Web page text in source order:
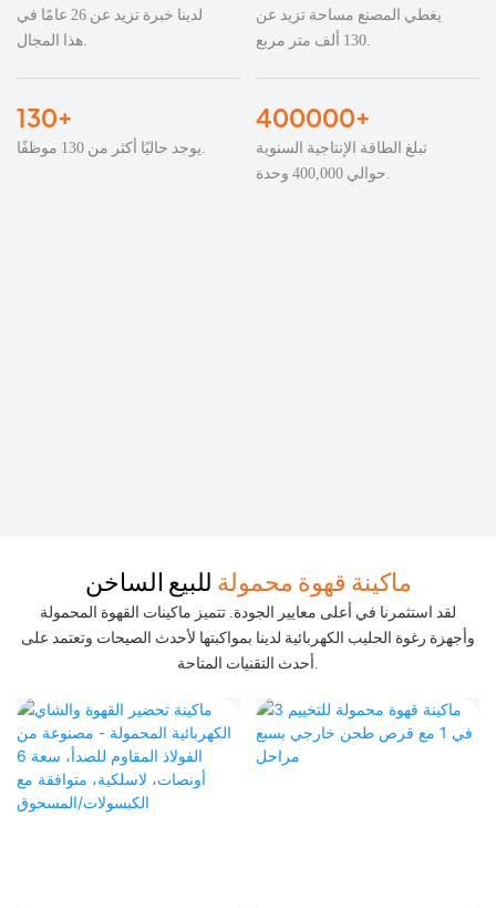
لدينا خبرة تزيد عن 26 عامًا في
يغطي المصنع مساحة تزيد عن
130 ألف متر مربع.
130+ 400000+
تبلغ الطاقة الإنتاجية السنوية
ماكينة قهوة محمولة للبيع الساخن
لقد استثمرنا في أعلى معايير الجودة. تتميز ماكينات القهوة المحمولة
وأجهزة رغوة الحليب الكهربائية لدينا بمواكبتها لأحدث الصيحات وتعتمد على
أحدث التقنيات المتاحة.